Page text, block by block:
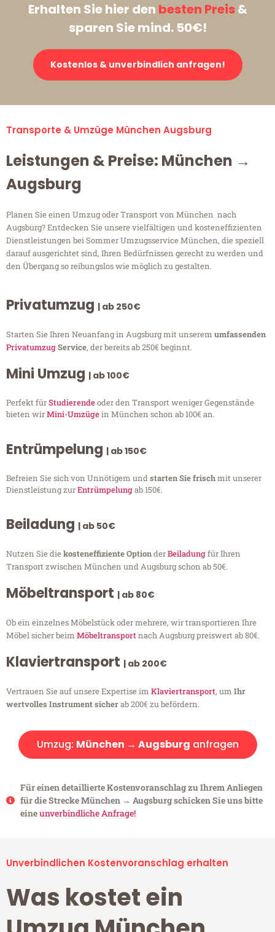
Erhalten Sie hier den besten Preis&
sparen Sie mind. 50€!
Kostenlos & unverbindlich anfragen!
Transporte & Umzüge München Augsburg
Leistungen & Preise: München →
Augsburg
Planen Sie einen Umzug oder Transport von München nach
Augsburg? Entdecken Sie unsere vielfältigen und kosteneffizienten
Dienstleistungen bei Sommer Umzugsservice München, die speziell
darauf ausgerichtet sind, Ihren Bedürfnissen gerecht zu werden und
den Übergang so reibungslos wie möglich zu gestalten.
Privatumzug | ab 250€
Starten Sie Ihren Neuanfang in Augsburg mit unserem umfassenden
PrivatumzugService, der bereits ab 250€ beginnt.
Mini Umzug | ab 100€
Perfekt fürStudierendeoder den Transport weniger Gegenstände
bieten wirMini-Umzügein München schon ab 100€ an.
Entrümpelung | ab 150€
Befreien Sie sich von Unnötigem undstarten Sie frischmit unserer
Dienstleistung zurEntrümpelungab 150€.
Beiladung | ab 50€
Nutzen Sie diekosteneffiziente OptionderBeiladungfür Ihren
Transport zwischen München und Augsburg schon ab 50€.
Möbeltransport | ab 80€
Ob ein einzelnes Möbelstück oder mehrere, wir transportieren Ihre
Möbel sicher beim Möbeltransportnach Augsburg preiswert ab 80€.
Klaviertransport | ab 200€
Vertrauen Sie auf unsere Expertise im Klaviertransport, um Ihr
wertvolles Instrument sicherab 200€ zu befördern.
Umzug: München → Augsburg anfragen
Für einen detaillierte Kostenvoranschlag zu Ihrem Anliegen
für die Strecke München → Augsburg schicken Sie uns bitte
eineunverbindliche Anfrage!
Unverbindlichen Kostenvoranschlag erhalten
Was kostet ein